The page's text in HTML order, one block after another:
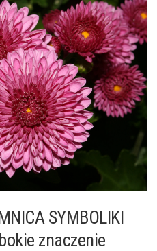
SYMBOLIKI
znaczenie